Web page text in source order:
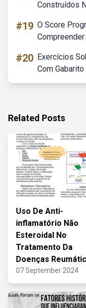
Construídos
#19 O Score
#20 Exercícios
Com Gabarito
Related Posts
Uso De Anti-
inflamatório Não
Esteroidal No
Tratamento Da
Doenças
07 September 2024